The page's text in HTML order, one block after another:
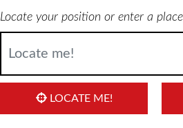
Locate your position or enter a
LOCATE ME!